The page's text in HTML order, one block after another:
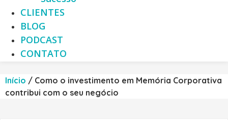
CLIENTES
BLOG
PODCAST
CONTATO
Início / Como o investimento em Memória Corporativa
contribui com o seu negócio